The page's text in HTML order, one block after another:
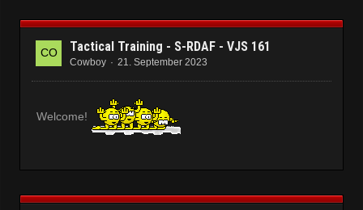
Tactical Training - S-RDAF - VJS 161
Cowboy 21. September 2023
Welcome!